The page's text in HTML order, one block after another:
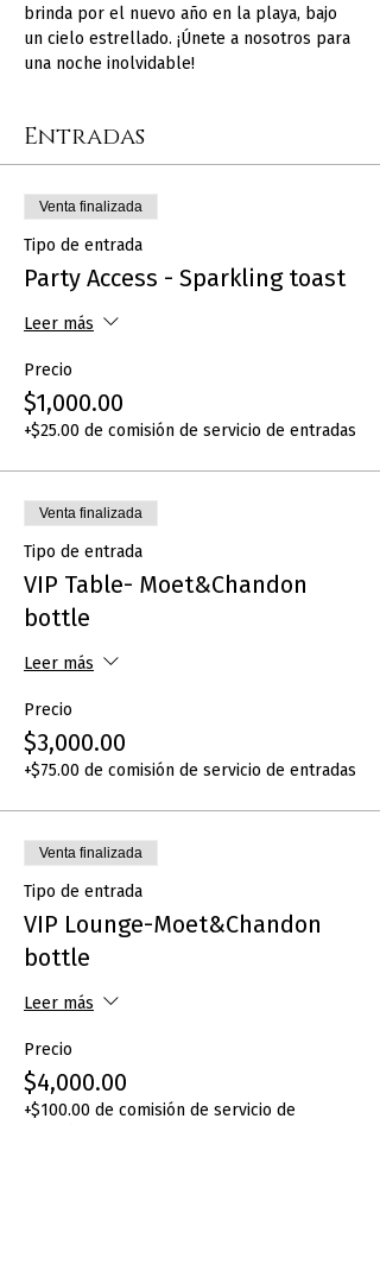
brinda por el nuevo año en la playa, bajo
un cielo estrellado. ¡Únete a nosotros para
una noche inolvidable!
Entradas
Venta finalizada
Tipo de entrada
Party Access - Sparkling toast
Leer más
Precio
$1,000.00
+$25.00 de comisión de servicio de entradas
Venta finalizada
Tipo de entrada
VIP Table- Moet&Chandon
bottle
Leer más
Precio
$3,000.00
+$75.00 de comisión de servicio de entradas
Venta finalizada
Tipo de entrada
VIP Lounge-Moet&Chandon
bottle
Leer más
Precio
$4,000.00
+$100.00 de comisión de servicio de